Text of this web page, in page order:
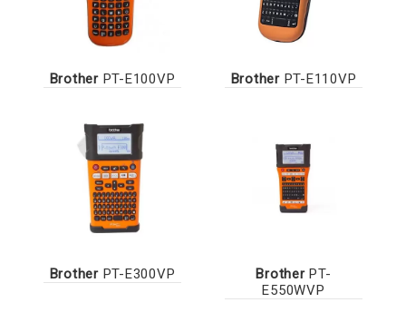
BrotherPT-E100VP BrotherPT-E110VP
BrotherPT-E300VP BrotherPT-
E550WVP